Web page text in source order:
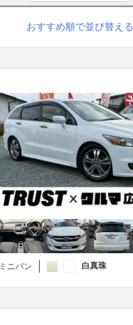
おすすめ順で並び替える
ミニバン 白真珠